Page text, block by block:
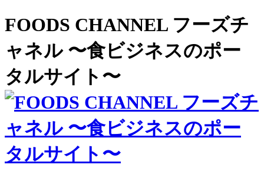
FOODS CHANNEL フーズチ
ャネル 〜食ビジネスのポー
タルサイト〜